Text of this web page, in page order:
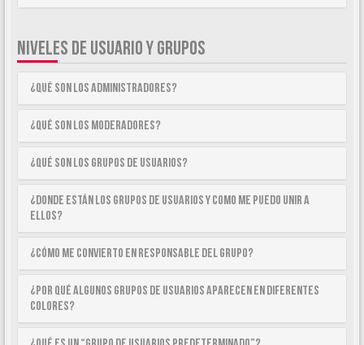
NIVELES DE USUARIO Y GRUPOS
¿Qué son los Administradores?
¿Qué son los Moderadores?
¿Qué son los Grupos de Usuarios?
¿Donde están los Grupos de Usuarios y como me puedo unir a
ellos?
¿Cómo me convierto en Responsable del Grupo?
¿Por qué algunos Grupos de Usuarios aparecen en diferentes
colores?